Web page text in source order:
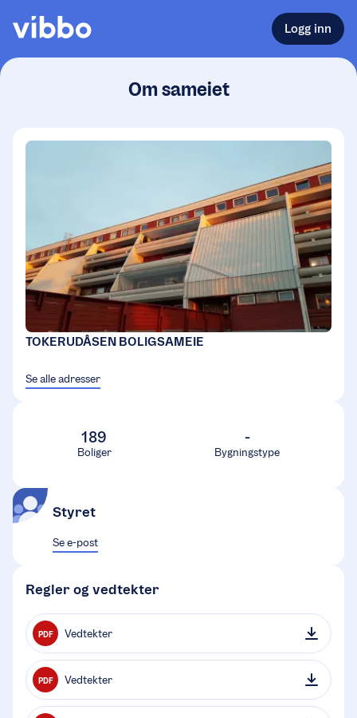
Logg inn
Om sameiet
TOKERUDÅSEN BOLIGSAMEIE
Se alle adresser
189
Boliger
-
Bygningstype
Styret
Se e-post
Regler og vedtekter
PDF Vedtekter
PDF Vedtekter